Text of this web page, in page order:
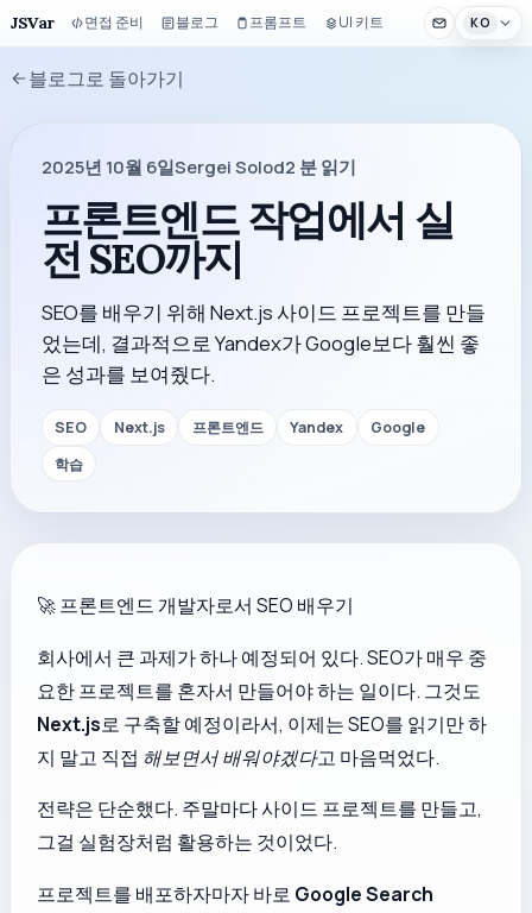
JSVar 면접 준비 블로그 프롬프트 UI 키트 KO
블로그로 돌아가기
2025년 10월 6일Sergei Solod2 분 읽기
프론트엔드 작업에서 실
전 SEO까지
SEO를 배우기 위해 Next.js 사이드 프로젝트를 만들
었는데, 결과적으로 Yandex가 Google보다 훨씬 좋
은 성과를 보여줬다.
SEO Next.js 프론트엔드 Yandex
Google
학습
🚀 프론트엔드 개발자로서 SEO 배우기
회사에서 큰 과제가 하나 예정되어 있다. SEO가 매우 중
요한 프로젝트를 혼자서 만들어야 하는 일이다. 그것도
Next.js로 구축할 예정이라서, 이제는 SEO를 읽기만 하
지 말고 직접 해보면서 배워야겠다고 마음먹었다.
전략은 단순했다. 주말마다 사이드 프로젝트를 만들고,
그걸 실험장처럼 활용하는 것이었다.
프로젝트를 배포하자마자 바로 Google Search